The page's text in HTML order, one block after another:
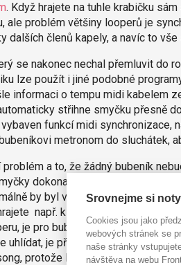
. Když hrajete na tuhle krabičku
ale problém většiny looperů je
dalších členů kapely, a navíc to
se nakonec nechal přemluvit do
lze použít i jiné podobné
informaci o tempu midi kabelem
střihne smyčku přesně
funkcí midi synchronizace,
metronom do sluchátek,
a to, že žádný bubeník
dokonale slyšet a to je kámen
by byl vůdcem rytmu on a jeho
např. klávesovou nebo
je pro bubeníka nemožné ji
uhlídat, je předat mu informaci v
protože MIDI CLOCK narozdíl
Srovnejme si noty
Cookies jsou jako
webových stránek se
naše stránky
návštěva na webu